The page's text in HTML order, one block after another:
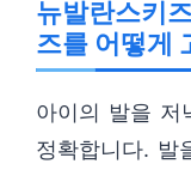
뉴발란스키
즈를 어떻게
아이의 발을 저
정확합니다. 발